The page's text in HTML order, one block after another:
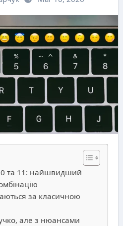
та 11: найшвидший
за класичною
але з нюансами